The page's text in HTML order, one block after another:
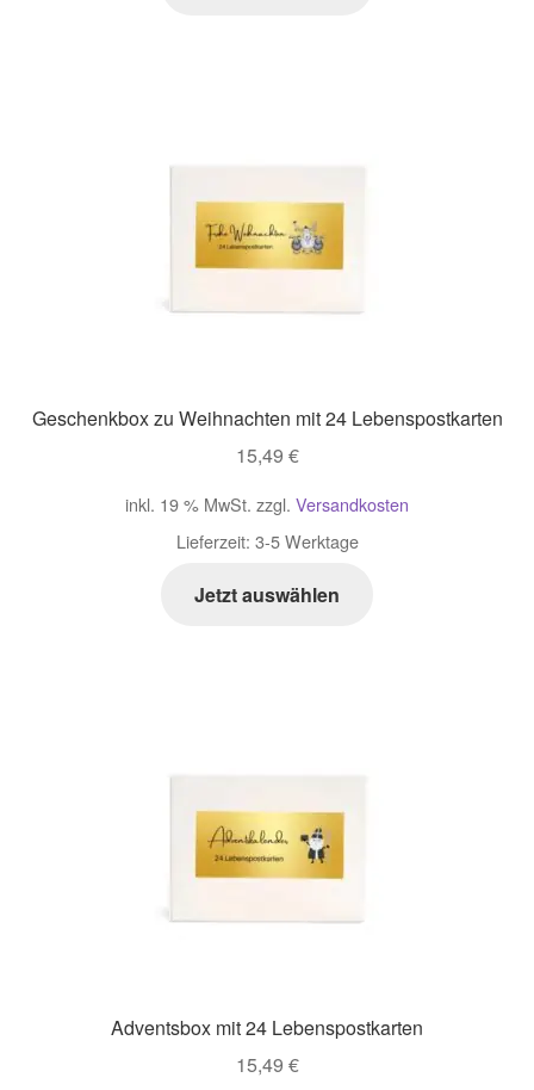
Geschenkbox zu Weihnachten mit 24 Lebenspostkarten
15,49 €
inkl. 19 % MwSt. zzgl. Versandkosten
Lieferzeit: 3-5 Werktage
Jetzt auswählen
Adventsbox mit 24 Lebenspostkarten
15,49 €